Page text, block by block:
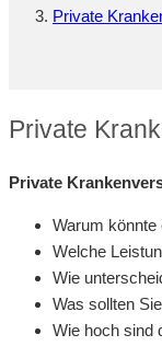
Private
Private
Private
Warum
Welche
Wie
Was sollten
Wie hoch sind